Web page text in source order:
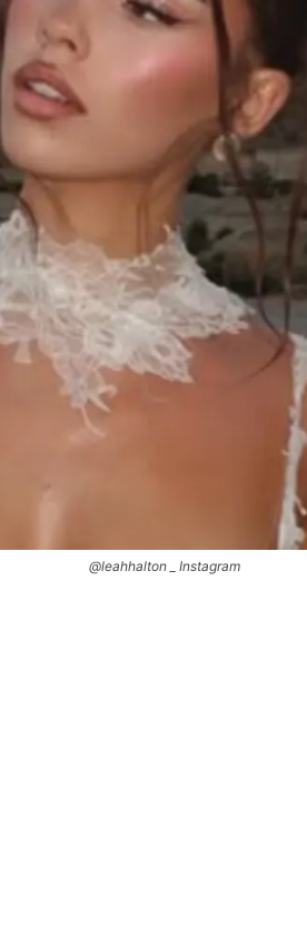
@leahhalton _ Instagram